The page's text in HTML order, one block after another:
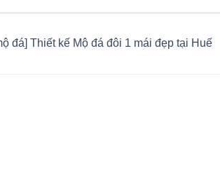
đá] Thiết kế Mộ đá đôi 1 mái đẹp tại Huế